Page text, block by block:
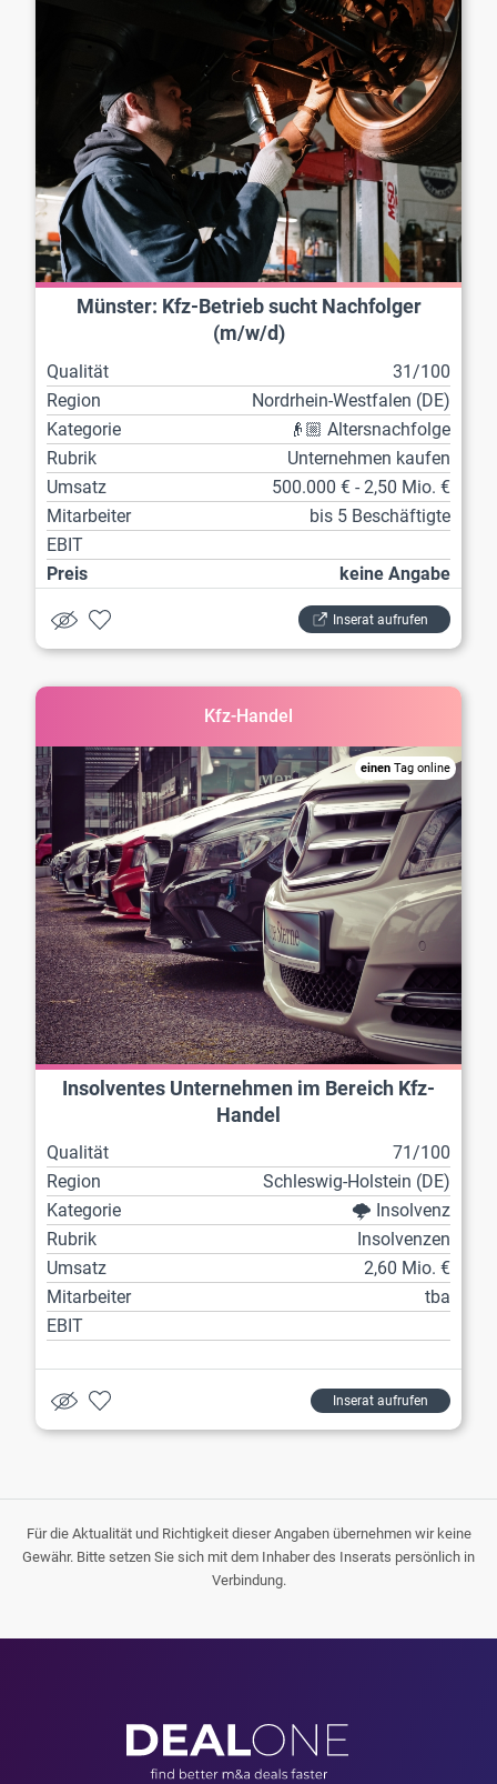
Münster: Kfz-Betrieb sucht Nachfolger
(m/w/d)
Qualität
31/100
Region
Nordrhein-Westfalen (DE)
Kategorie
👴🏼 Altersnachfolge
Rubrik
Unternehmen kaufen
Umsatz
500.000 € - 2,50 Mio. €
Mitarbeiter
bis 5 Beschäftigte
EBIT
Preis
keine Angabe
Inserat aufrufen
Kfz-Handel
einen Tag online
Insolventes Unternehmen im Bereich Kfz-
Handel
Qualität
71/100
Region
Schleswig-Holstein (DE)
Kategorie
🌩️ Insolvenz
Rubrik
Insolvenzen
Umsatz
2,60 Mio. €
Mitarbeiter
tba
EBIT
Inserat aufrufen
Für die Aktualität und Richtigkeit dieser Angaben übernehmen wir keine
Gewähr. Bitte setzen Sie sich mit dem Inhaber des Inserats persönlich in
Verbindung.